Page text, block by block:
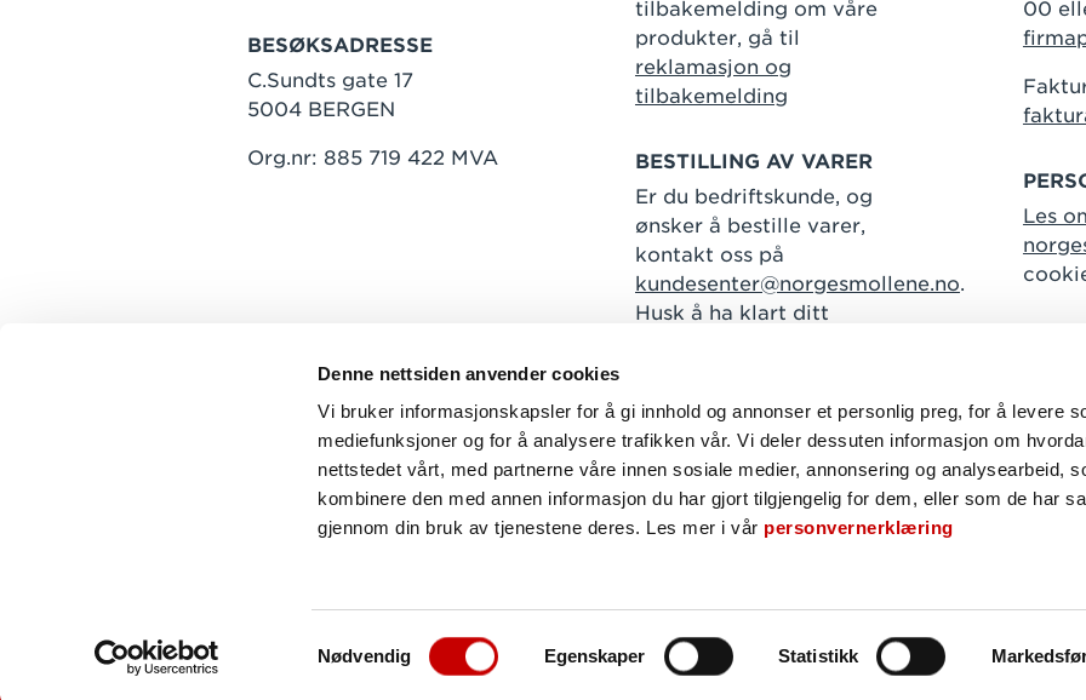
Denne nettsiden anvender cookies
Vi bruker informasjonskapsler for å gi innhold og annonser et personlig preg, for å levere
mediefunksjoner og for å analysere trafikken vår. Vi deler dessuten informasjon om
nettstedet vårt, med partnerne våre innen sosiale medier, annonsering og analysearbeid,
kombinere den med annen informasjon du har gjort tilgjengelig for dem, eller som de har
gjennom din bruk av tjenestene deres. Les mer i vår personvernerklæring
Samtykkevalg
Nødvendig Egenskaper Statistikk
BESØKSADRESSE
C.Sundts gate 17
5004 BERGEN
Org.nr: 885 719 422 MVA
tilbakemelding om våre
produkter, gå til
reklamasjon og
tilbakemelding
BESTILLING AV VARER
Er du bedriftskunde, og
ønsker å bestille varer,
kontakt oss på
kundesenter@norgesmollene.no.
Husk å ha klart ditt
00
Les
Følg oss
FacebookInstagramLinkedin
NORGESMØLLENE © 2026